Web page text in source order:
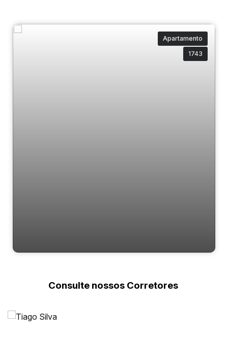
Apartamento
1743
Consulte nossos Corretores